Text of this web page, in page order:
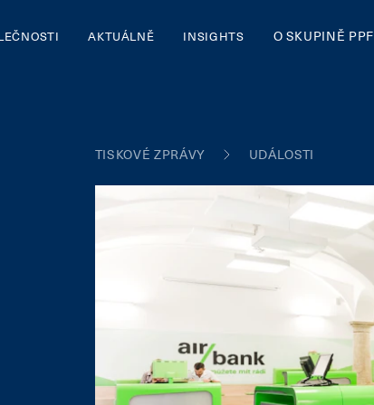
AKTUÁLNĚ INSIGHTS O SKUPINĚ PPF
TISKOVÉ ZPRÁVY UDÁLOSTI